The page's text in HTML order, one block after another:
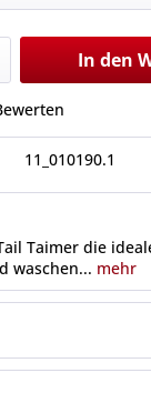
In den
11_010190.1
Taimer die
waschen... mehr